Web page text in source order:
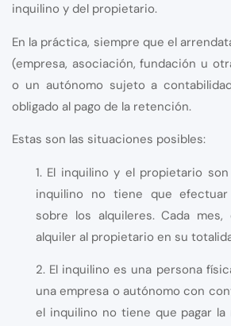
inquilino y del propietario.
En la práctica, siempre que el
(empresa, asociación, fundación u
o un autónomo sujeto a
obligado al pago de la retención.
Estas son las situaciones posibles:
1. El inquilino y el propietario
inquilino no tiene que
sobre los alquileres. Cada
alquiler al propietario en su
2. El inquilino es una persona
una empresa o autónomo con
el inquilino no tiene que pagar